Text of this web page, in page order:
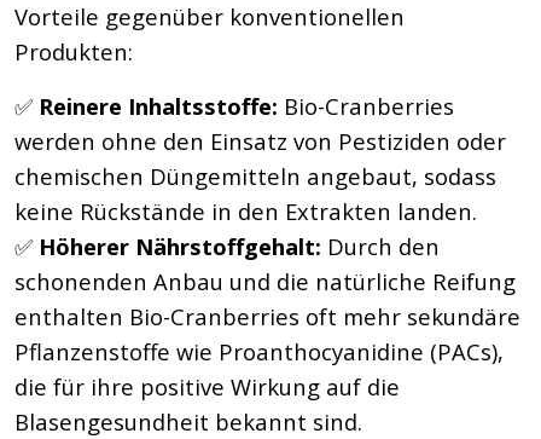
Vorteile gegenüber konventionellen
Produkten:
✅ Reinere Inhaltsstoffe: Bio-Cranberries
werden ohne den Einsatz von Pestiziden oder
chemischen Düngemitteln angebaut, sodass
keine Rückstände in den Extrakten landen.
✅ Höherer Nährstoffgehalt: Durch den
schonenden Anbau und die natürliche Reifung
enthalten Bio-Cranberries oft mehr sekundäre
Pflanzenstoffe wie Proanthocyanidine (PACs),
die für ihre positive Wirkung auf die
Blasengesundheit bekannt sind.